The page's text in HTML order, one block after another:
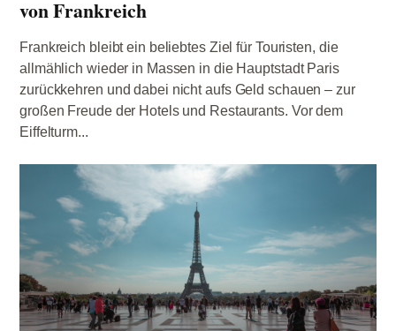
von Frankreich
Frankreich bleibt ein beliebtes Ziel für Touristen, die
allmählich wieder in Massen in die Hauptstadt Paris
zurückkehren und dabei nicht aufs Geld schauen – zur
großen Freude der Hotels und Restaurants. Vor dem
Eiffelturm...